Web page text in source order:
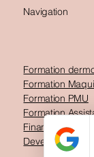
Navigation
Formation
Formation
Formation PMU
Formation
Financements
Devenir